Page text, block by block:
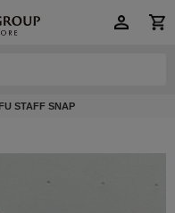
STAFF SNAP